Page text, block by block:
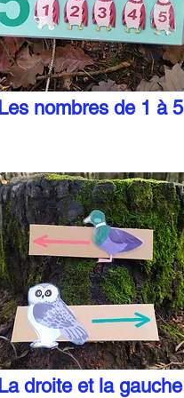
Les nombres de 1 à 5
La droite et la gauche